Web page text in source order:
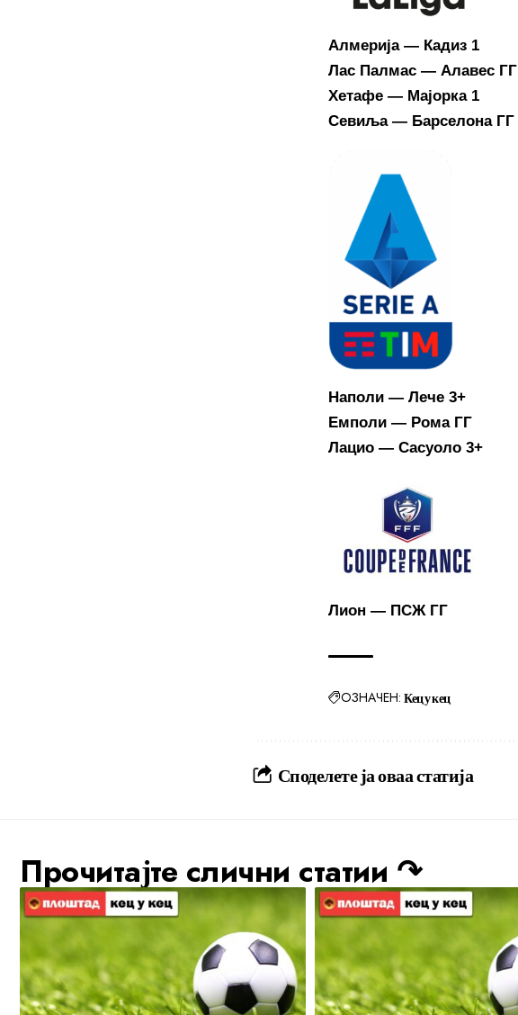
Алмерија — Кадиз 1
Лас Палмас — Алавес ГГ
Хетафе — Мајорка 1
Севиља — Барселона ГГ
Наполи — Лече 3+
Емполи — Рома ГГ
Лацио — Сасуоло 3+
Лион — ПСЖ ГГ
ОЗНАЧЕН: Кец у кец
Споделете ја оваа статија
Прочитајте слични статии ↷